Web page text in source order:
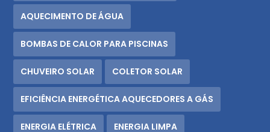
AQUECIMENTO DE ÁGUA
BOMBAS DE CALOR PARA PISCINAS
CHUVEIRO SOLAR COLETOR SOLAR
EFICIÊNCIA ENERGÉTICA AQUECEDORES A GÁS
ENERGIA ELÉTRICA ENERGIA LIMPA